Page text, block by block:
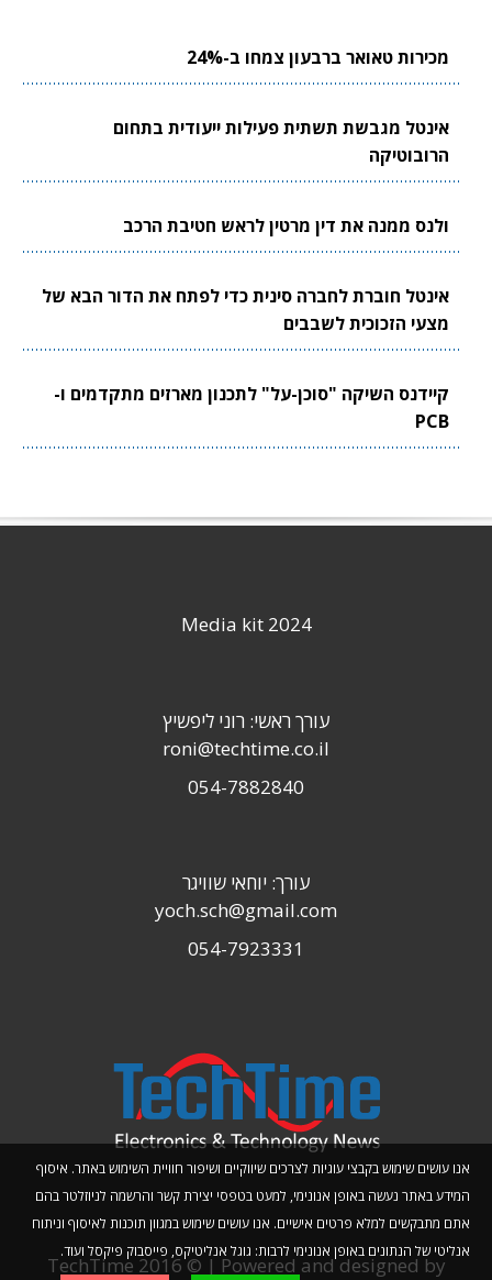
מכירות טאואר ברבעון צמחו ב-24%
אינטל מגבשת תשתית פעילות ייעודית בתחום
הרובוטיקה
ולנס ממנה את דין מרטין לראש חטיבת הרכב
אינטל חוברת לחברה סינית כדי לפתח את הדור הבא של
מצעי הזכוכית לשבבים
קיידנס השיקה "סוכן-על" לתכנון מארזים מתקדמים ו-
PCB
אנו עושים שימוש בקבצי עוגיות לצרכים שיווקיים ושיפור חוויית השימוש באתר. איסוף
המידע באתר נעשה באופן אנונימי, למעט בטפסי יצירת קשר והרשמה לניוזלטר בהם
אתם מתבקשים למלא פרטים אישיים. אנו עושים שימוש במגוון תוכנות לאיסוף וניתוח
אנליטי של הנתונים באופן אנונימי לרבות: גוגל אנליטיקס, פייסבוק פיקסל ועוד.
Media kit 2024
עורך ראשי: רוני ליפשיץ
roni@techtime.co.il
054-7882840
עורך: יוחאי שוויגר
yoch.sch@gmail.com
054-7923331
TechTime 2016 © | Powered and designed by